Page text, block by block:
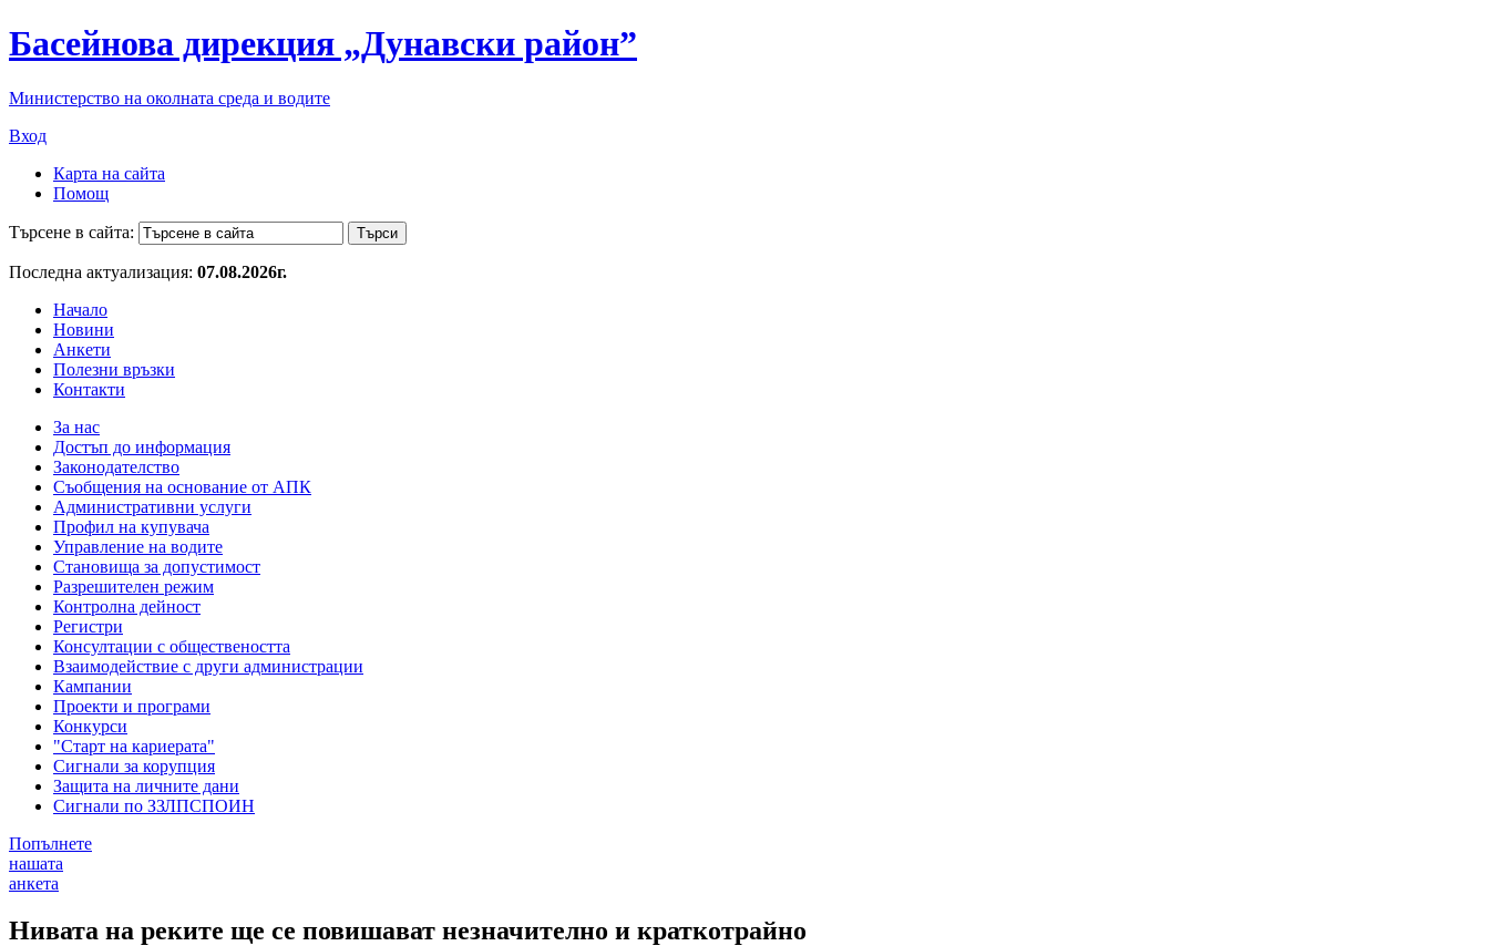
Басейнова дирекция „Дунавски район”
Министерство на околната среда и водите
Вход
Карта на сайта
Помощ
Търсене в сайта:
Последна актуализация: 07.08.2026г.
Начало
Новини
Анкети
Полезни връзки
Контакти
За нас
Достъп до информация
Законодателство
Съобщения на основание от АПК
Административни услуги
Профил на купувача
Управление на водите
Становища за допустимост
Разрешителен режим
Контролна дейност
Регистри
Консултации с обществеността
Взаимодействие с други администрации
Кампании
Проекти и програми
Конкурси
"Старт на кариерата"
Сигнали за корупция
Защита на личните дани
Сигнали по ЗЗЛПСПОИН
Попълнете
нашата
анкета
Нивата на реките ще се повишават незначително и краткотрайно